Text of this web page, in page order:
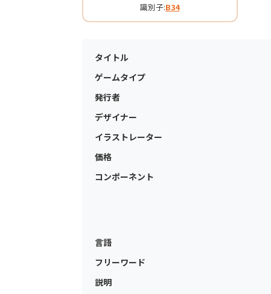
識別子:B34
タイトル
ゲームタイプ
発行者
デザイナー
イラストレーター
価格
コンポーネント
言語
フリーワード
説明